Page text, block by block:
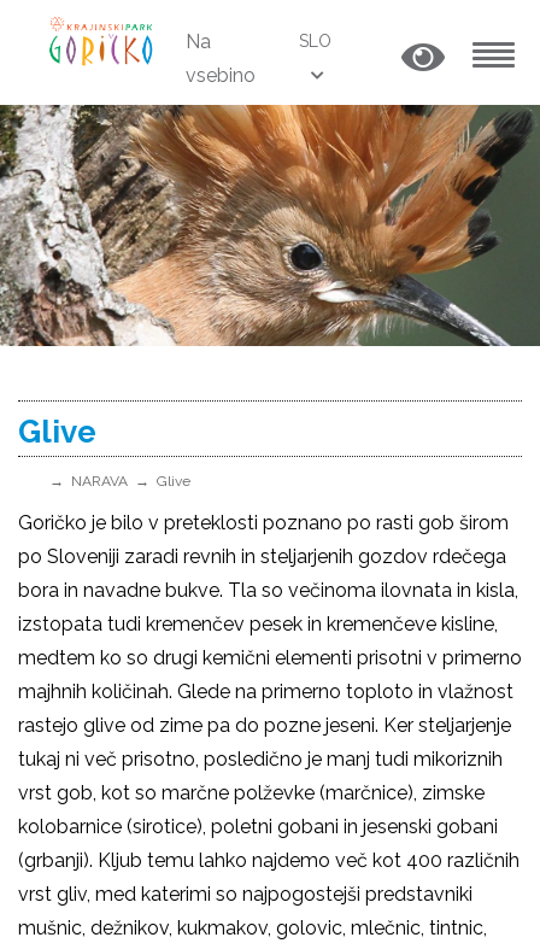
Na
vsebino
SLO
Glive
NARAVA Glive
Goričko je bilo v preteklosti poznano po rasti gob širom
po Sloveniji zaradi revnih in steljarjenih gozdov rdečega
bora in navadne bukve. Tla so večinoma ilovnata in kisla,
izstopata tudi kremenčev pesek in kremenčeve kisline,
medtem ko so drugi kemični elementi prisotni v primerno
majhnih količinah. Glede na primerno toploto in vlažnost
rastejo glive od zime pa do pozne jeseni. Ker steljarjenje
tukaj ni več prisotno, posledično je manj tudi mikoriznih
vrst gob, kot so marčne polževke (marčnice), zimske
kolobarnice (sirotice), poletni gobani in jesenski gobani
(grbanji). Kljub temu lahko najdemo več kot 400 različnih
vrst gliv, med katerimi so najpogostejši predstavniki
mušnic, dežnikov, kukmakov, golovic, mlečnic, tintnic,